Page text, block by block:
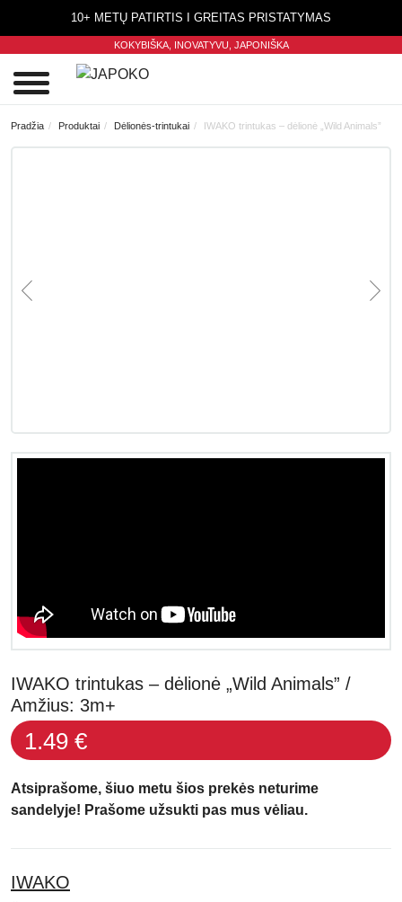
10+ METŲ PATIRTIS I GREITAS PRISTATYMAS
KOKYBIŠKA, INOVATYVU, JAPONIŠKA
Pradžia Produktai Dėlionės-trintukai IWAKO trintukas – dėlionė „Wild Animals”
IWAKO trintukas – dėlionė „Wild Animals” /
Amžius: 3m+
1.49 €
Atsiprašome, šiuo metu šios prekės neturime
sandelyje! Prašome užsukti pas mus vėliau.
IWAKO